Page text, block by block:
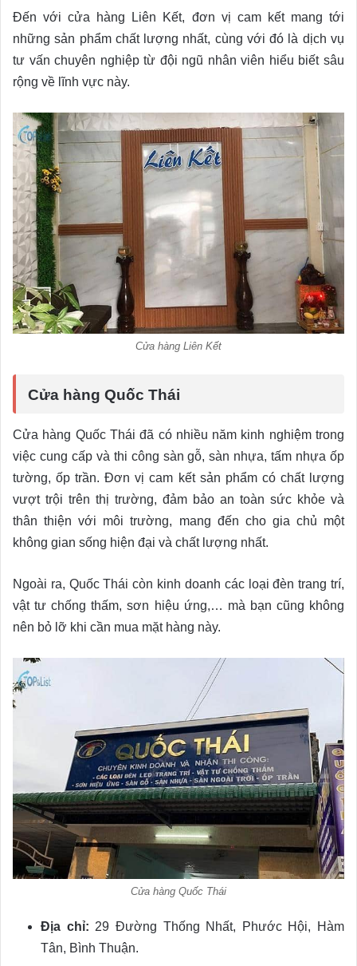
Đến với cửa hàng Liên Kết, đơn vị cam kết mang tới
những sản phẩm chất lượng nhất, cùng với đó là dịch vụ
tư vấn chuyên nghiệp từ đội ngũ nhân viên hiểu biết sâu
rộng về lĩnh vực này.
Cửa hàng Liên Kết
Cửa hàng Quốc Thái
Cửa hàng Quốc Thái đã có nhiều năm kinh nghiệm trong
việc cung cấp và thi công sàn gỗ, sàn nhựa, tấm nhựa ốp
tường, ốp trần. Đơn vị cam kết sản phẩm có chất lượng
vượt trội trên thị trường, đảm bảo an toàn sức khỏe và
thân thiện với môi trường, mang đến cho gia chủ một
không gian sống hiện đại và chất lượng nhất.
Ngoài ra, Quốc Thái còn kinh doanh các loại đèn trang trí,
vật tư chống thấm, sơn hiệu ứng,… mà bạn cũng không
nên bỏ lỡ khi cần mua mặt hàng này.
Cửa hàng Quốc Thái
Địa chỉ: 29 Đường Thống Nhất, Phước Hội, Hàm
Tân, Bình Thuận.